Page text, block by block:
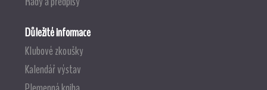
Důležité informace
Klubové zkoušky
Kalendář výstav